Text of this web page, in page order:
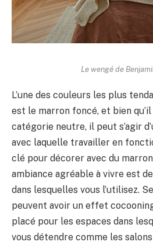
Le wengé de
L’une des couleurs les plus
est le marron foncé, et bien
catégorie neutre, il peut s’agir
avec laquelle travailler en
clé pour décorer avec du
ambiance agréable à vivre est
dans lesquelles vous l’utilisez.
peuvent avoir un effet
placé pour les espaces dans
vous détendre comme les